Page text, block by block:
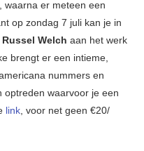
waarna er meteen een
op zondag 7 juli kan je in
Russel Welch aan het werk
brengt er een intieme,
nummers en
optreden waarvoor je een
link, voor net geen €20/